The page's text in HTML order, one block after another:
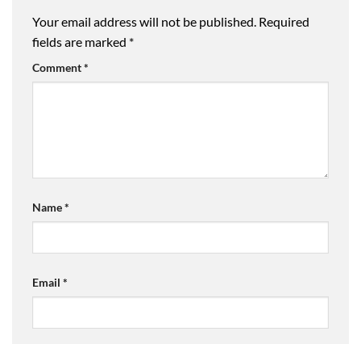
Your email address will not be published. Required
fields are marked *
Comment*
Name*
Email *